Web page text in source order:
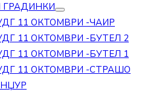
ГРАДИНКИ
11 ОКТОМВРИ -ЧАИР
11 ОКТОМВРИ -БУТЕЛ 2
11 ОКТОМВРИ -БУТЕЛ 1
11 ОКТОМВРИ -СТРАШО